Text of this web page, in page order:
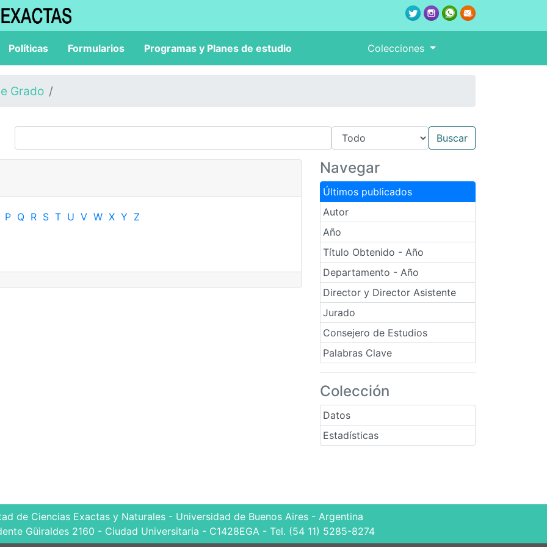
Políticas Formularios Programas y Planes de estudio Colecciones
Grado
Navegar
Últimos publicados
Autor
Año
Título Obtenido - Año
Departamento - Año
Director y Director Asistente
Jurado
Consejero de Estudios
Palabras Clave
Colección
Datos
Estadísticas
P Q R S T U V W X Y Z
de Ciencias Exactas y Naturales - Universidad de Buenos Aires - Argentina
Güiraldes 2160 - Ciudad Universitaria - C1428EGA - Tel. (54 11) 5285-8274